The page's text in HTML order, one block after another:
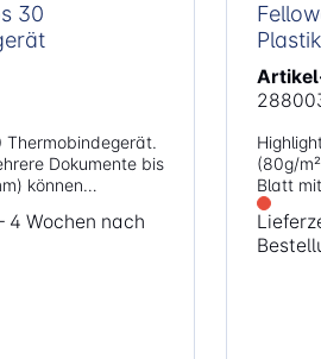
30
Thermobindegerät.
können
werden
je nach
4 Wochen nach
Highlights: Stanzkapazität
(80g/
Blatt